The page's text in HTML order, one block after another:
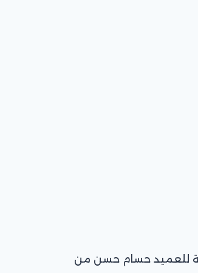
للعميد حسام حسن من